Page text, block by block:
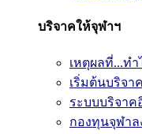
บริจาคให้จุฬาฯ
เหตุผลที่...ท
เริ่มต้นบริจาค
ระบบบริจาค
กองทุนจุฬา